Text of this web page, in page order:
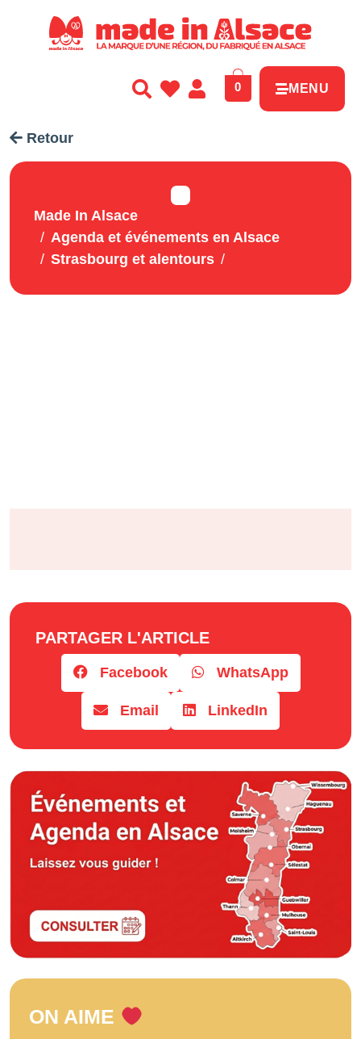
0 MENU
Retour
Made In Alsace
Agenda et événements en Alsace
Strasbourg et alentours
PARTAGER L'ARTICLE
Facebook WhatsApp
Email LinkedIn
ON AIME